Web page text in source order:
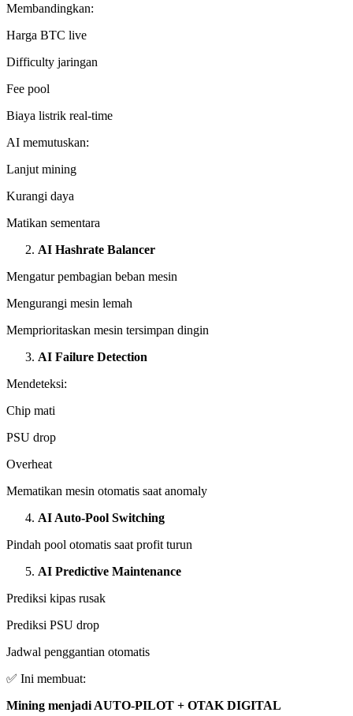
Membandingkan:
Harga BTC live
Difficulty jaringan
Fee pool
Biaya listrik real-time
AI memutuskan:
Lanjut mining
Kurangi daya
Matikan sementara
AI Hashrate Balancer
Mengatur pembagian beban mesin
Mengurangi mesin lemah
Memprioritaskan mesin tersimpan dingin
AI Failure Detection
Mendeteksi:
Chip mati
PSU drop
Overheat
Mematikan mesin otomatis saat anomaly
AI Auto-Pool Switching
Pindah pool otomatis saat profit turun
AI Predictive Maintenance
Prediksi kipas rusak
Prediksi PSU drop
Jadwal penggantian otomatis
✅ Ini membuat:
Mining menjadi AUTO-PILOT + OTAK DIGITAL